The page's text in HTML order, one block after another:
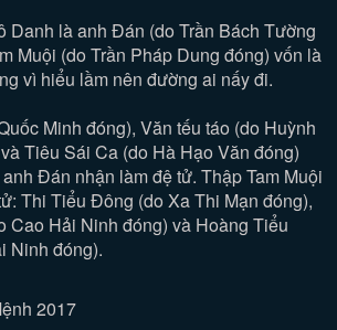
Danh là anh Đán (do Trần Bách Tường
Muội (do Trần Pháp Dung đóng) vốn là
vì hiểu lầm nên đường ai nấy đi.
Minh đóng), Văn tếu táo (do Huỳnh
Tiêu Sái Ca (do Hà Hạo Văn đóng)
Đán nhận làm đệ tử. Thập Tam Muội
Thi Tiểu Đông (do Xa Thi Mạn đóng),
Cao Hải Ninh đóng) và Hoàng Tiểu
Ninh đóng).